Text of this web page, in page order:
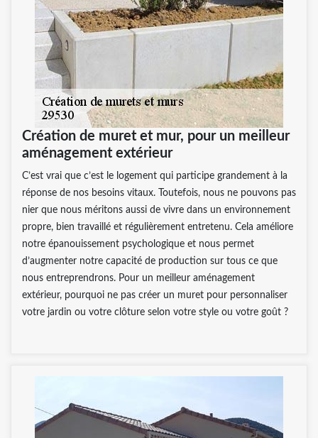
Création de muret et mur, pour un meilleur
aménagement extérieur
C’est vrai que c’est le logement qui participe grandement à la
réponse de nos besoins vitaux. Toutefois, nous ne pouvons pas
nier que nous méritons aussi de vivre dans un environnement
propre, bien travaillé et régulièrement entretenu. Cela améliore
notre épanouissement psychologique et nous permet
d’augmenter notre capacité de production sur tous ce que
nous entreprendrons. Pour un meilleur aménagement
extérieur, pourquoi ne pas créer un muret pour personnaliser
votre jardin ou votre clôture selon votre style ou votre goût ?